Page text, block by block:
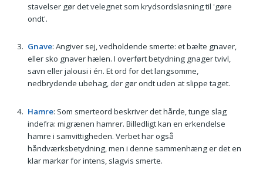
stavelser gør det velegnet som krydsordsløsning til 'gøre
ondt'.
Gnave: Angiver sej, vedholdende smerte: et bælte gnaver,
eller sko gnaver hælen. I overført betydning gnager tvivl,
savn eller jalousi i én. Et ord for det langsomme,
nedbrydende ubehag, der gør ondt uden at slippe taget.
Hamre: Som smerteord beskriver det hårde, tunge slag
indefra: migrænen hamrer. Billedligt kan en erkendelse
hamre i samvittigheden. Verbet har også
håndværksbetydning, men i denne sammenhæng er det en
klar markør for intens, slagvis smerte.